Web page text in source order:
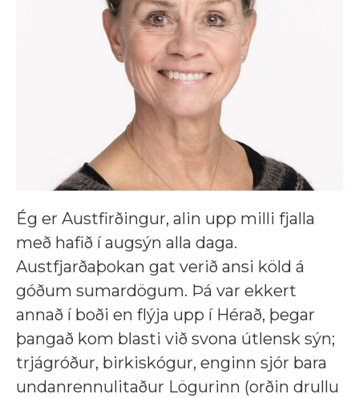
Ég er Austfirðingur, alin upp milli fjalla
með hafið í augsýn alla daga.
Austfjarðaþokan gat verið ansi köld á
góðum sumardögum. Þá var ekkert
annað í boði en flýja upp í Hérað, þegar
þangað kom blasti við svona útlensk sýn;
trjágróður, birkiskógur, enginn sjór bara
undanrennulitaður Lögurinn (orðin drullu